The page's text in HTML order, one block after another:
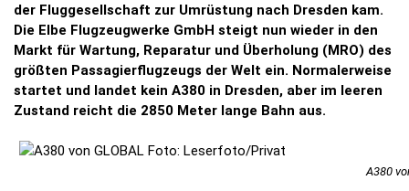
der Fluggesellschaft zur Umrüstung nach Dresden kam.
Die Elbe Flugzeugwerke GmbH steigt nun wieder in den
Markt für Wartung, Reparatur und Überholung (MRO) des
größten Passagierflugzeugs der Welt ein. Normalerweise
startet und landet kein A380 in Dresden, aber im leeren
Zustand reicht die 2850 Meter lange Bahn aus.
A380